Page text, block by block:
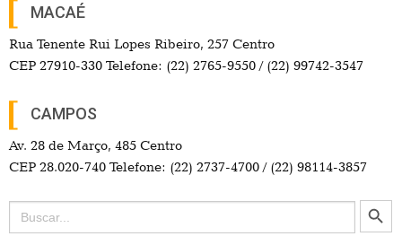
MACAÉ
Rua Tenente Rui Lopes Ribeiro, 257 Centro
CEP 27910-330 Telefone: (22) 2765-9550 / (22) 99742-3547
CAMPOS
Av. 28 de Março, 485 Centro
CEP 28.020-740 Telefone: (22) 2737-4700 / (22) 98114-3857
Search
for:
Search Button